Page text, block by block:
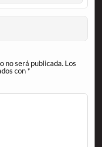
no será publicada. Los
con *